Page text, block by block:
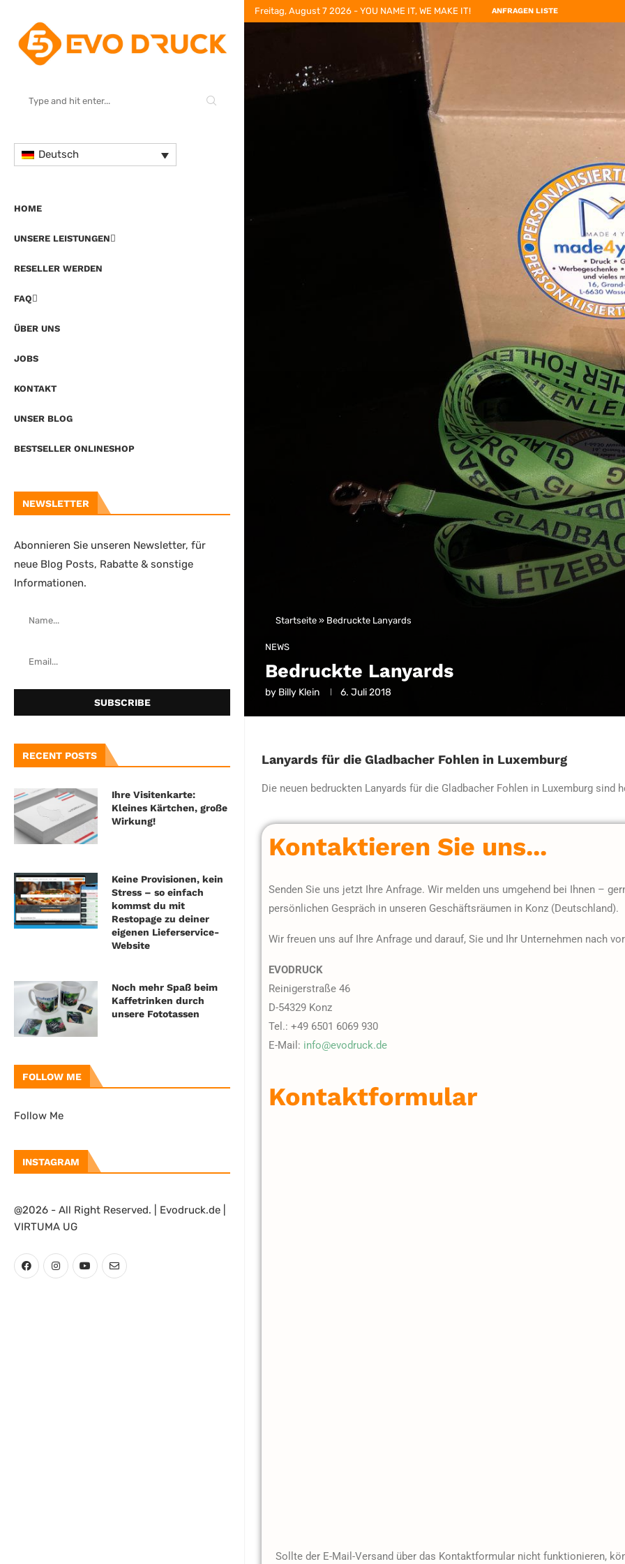
Deutsch
HOME
UNSERE LEISTUNGEN
RESELLER WERDEN
FAQ
ÜBER UNS
JOBS
KONTAKT
UNSER BLOG
BESTSELLER ONLINESHOP
NEWSLETTER
Abonnieren Sie unseren Newsletter, für
neue Blog Posts, Rabatte & sonstige
Informationen.
RECENT POSTS
Ihre Visitenkarte:
Kleines Kärtchen, große
Wirkung!
Keine Provisionen, kein
Stress – so einfach
kommst du mit
Restopage zu deiner
eigenen Lieferservice-
Website
Noch mehr Spaß beim
Kaffetrinken durch
unsere Fototassen
FOLLOW ME
Follow Me
INSTAGRAM
@2026 - All Right Reserved. | Evodruck.de |
VIRTUMA UG
Freitag, August 7 2026 - YOU NAME IT, WE MAKE IT! ANFRAGEN LISTE
Startseite » Bedruckte Lanyards
NEWS
Bedruckte Lanyards
by Billy Klein 6. Juli 2018
Lanyards für die Gladbacher Fohlen in Luxemburg
Die neuen bedruckten Lanyards für die Gladbacher Fohlen in Luxemburg
Kontaktieren Sie uns...
Senden Sie uns jetzt Ihre Anfrage. Wir melden uns umgehend bei Ihnen –
persönlichen Gespräch in unseren Geschäftsräumen in Konz (Deutschland).
Wir freuen uns auf Ihre Anfrage und darauf, Sie und Ihr Unternehmen nach
EVODRUCK
Reinigerstraße 46
D-54329 Konz
Tel.: +49 6501 6069 930
E-Mail: info@evodruck.de
Kontaktformular
Sollte der E-Mail-Versand über das Kontaktformular nicht funktionieren,